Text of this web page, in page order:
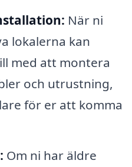
När ni
lokalerna kan
med att montera
och utrustning,
för er att komma
Om ni har äldre